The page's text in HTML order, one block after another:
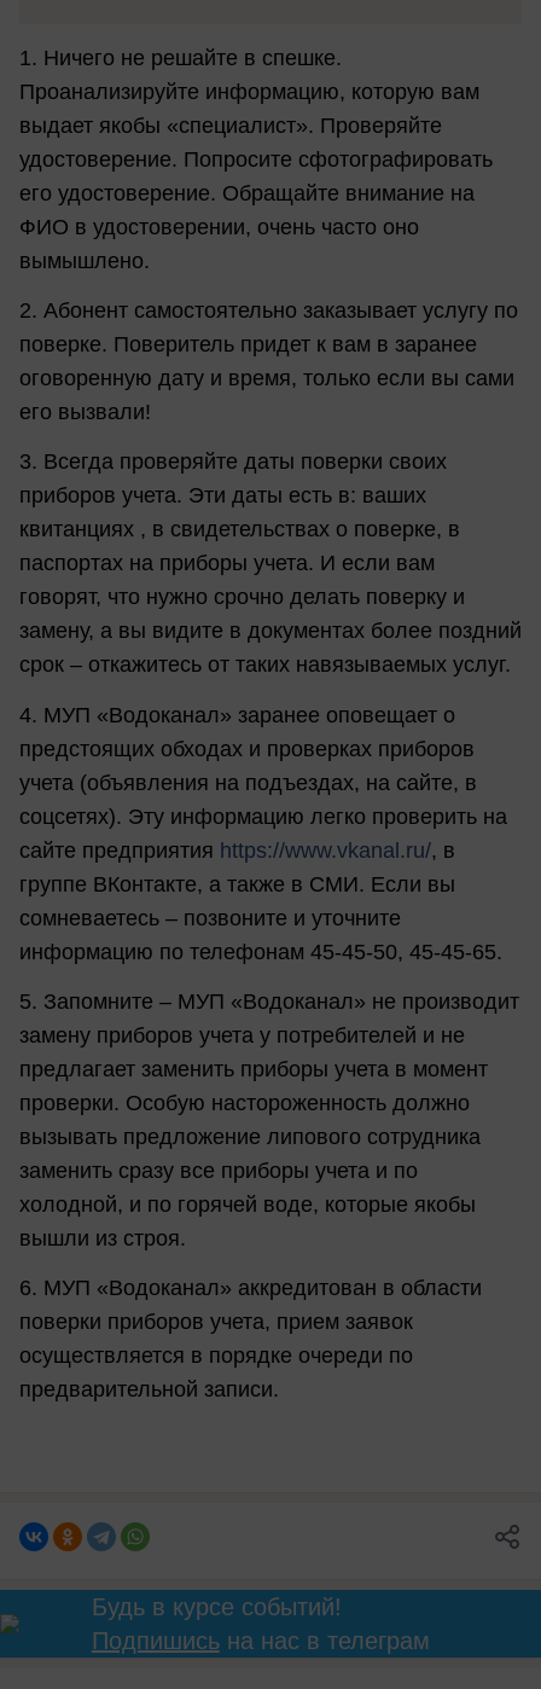
1. Ничего не решайте в спешке.
Проанализируйте информацию, которую вам
выдает якобы «специалист». Проверяйте
удостоверение. Попросите сфотографировать
его удостоверение. Обращайте внимание на
ФИО в удостоверении, очень часто оно
вымышлено.
2. Абонент самостоятельно заказывает услугу по
поверке. Поверитель придет к вам в заранее
оговоренную дату и время, только если вы сами
его вызвали!
3. Всегда проверяйте даты поверки своих
приборов учета. Эти даты есть в: ваших
квитанциях , в свидетельствах о поверке, в
паспортах на приборы учета. И если вам
говорят, что нужно срочно делать поверку и
замену, а вы видите в документах более поздний
срок – откажитесь от таких навязываемых услуг.
4. МУП «Водоканал» заранее оповещает о
предстоящих обходах и проверках приборов
учета (объявления на подъездах, на сайте, в
соцсетях). Эту информацию легко проверить на
сайте предприятия https://www.vkanal.ru/, в
группе ВКонтакте, а также в СМИ. Если вы
сомневаетесь – позвоните и уточните
информацию по телефонам 45-45-50, 45-45-65.
5. Запомните – МУП «Водоканал» не производит
замену приборов учета у потребителей и не
предлагает заменить приборы учета в момент
проверки. Особую настороженность должно
вызывать предложение липового сотрудника
заменить сразу все приборы учета и по
холодной, и по горячей воде, которые якобы
вышли из строя.
6. МУП «Водоканал» аккредитован в области
поверки приборов учета, прием заявок
осуществляется в порядке очереди по
предварительной записи.
Будь в курсе событий!
Подпишисьна нас в телеграм